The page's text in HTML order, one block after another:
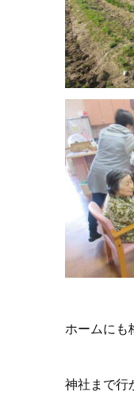
ホームにも
神社まで行